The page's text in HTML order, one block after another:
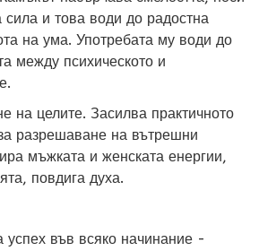
сила и това води до радостна
на ума. Употребата му води до
между психическото и
на целите. Засилва практичното
разрешаване на вътрешни
мъжката и женската енергии,
повдига духа.
успех във всяко начинание -